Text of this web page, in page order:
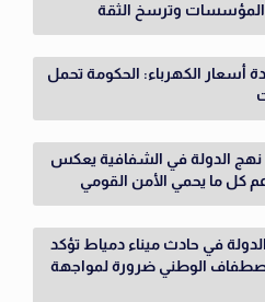
المؤسسات وترسخ الثقة
أسعار الكهرباء: الحكومة تحمل
نهج الدولة في الشفافية يعكس
كل ما يحمي الأمن القومي
في حادث ميناء دمياط تؤكد
الوطني ضرورة لمواجهة